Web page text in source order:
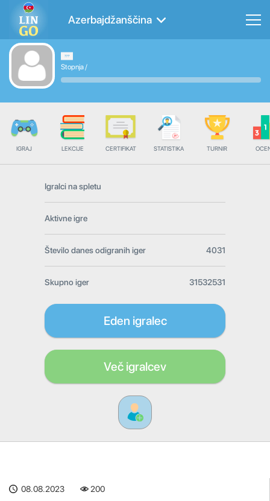
Azerbajdžanščina
Stopnja/
IGRAJ LEKCIJE CERTIFIKAT STATISTIKA TURNIR
Igralci na spletu
Aktivne igre
Število danes odigranih iger 4031
Skupno iger 31532531
Eden igralec
Več igralcev
08.08.2023 200